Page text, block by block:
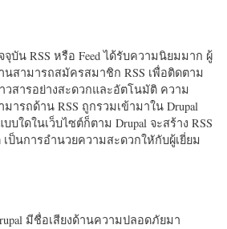
จุบัน RSS หรือ Feed ได้รับความนิยมมาก ผู้
นสามารถสมัครสมาชิก RSS เพื่อติดตาม
วสารอย่างสะดวกและอัตโนมัติ ความ
มารถด้าน RSS ถูกรวมเข้ามาใน Drupal
ใดในเว็บไซต์ก็ตาม Drupal จะสร้าง RSS
ป็นการอำนวยความสะดวกใหักับผู้เยี่ยม
มีชื่อเสียงด้านความปลอดภัยมา